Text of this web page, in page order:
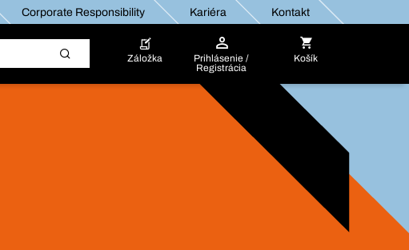
Corporate Responsibility Kariéra Kontakt
Záložka
Prihlásenie /
Registrácia
Košík